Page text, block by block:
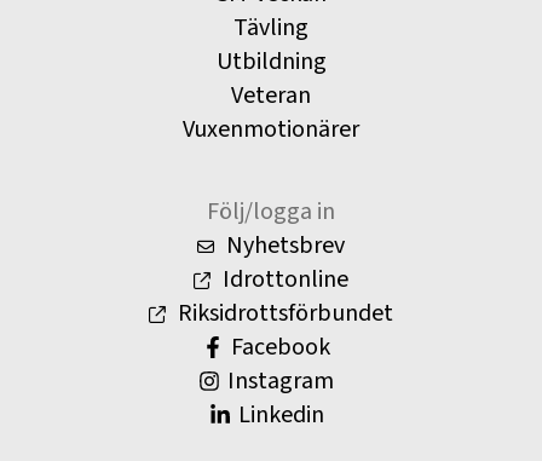
Tävling
Utbildning
Veteran
Vuxenmotionärer
Följ/logga in
Nyhetsbrev
Idrottonline
Riksidrottsförbundet
Facebook
Instagram
Linkedin